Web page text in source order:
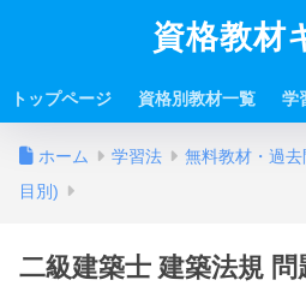
資格教材
トップページ 資格別教材一覧 学
ホーム 学習法 無料教材・過去
目別)
二級建築士 建築法規